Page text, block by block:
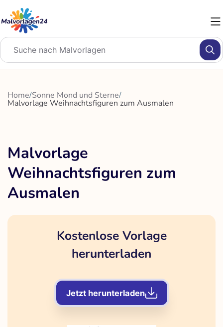
Inhalt
springen
Home/Sonne Mond und Sterne/
Malvorlage Weihnachtsfiguren zum Ausmalen
Malvorlage
Weihnachtsfiguren zum
Ausmalen
Kostenlose Vorlage
herunterladen
Jetzt herunterladen